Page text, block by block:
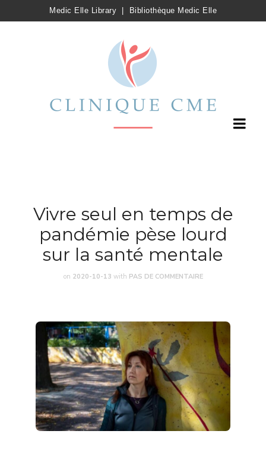
Medic Elle Library Bibliothèque Medic Elle
Vivre seul en temps de
pandémie pèse lourd
sur la santé mentale
on 2020-10-13 with PAS DE COMMENTAIRE